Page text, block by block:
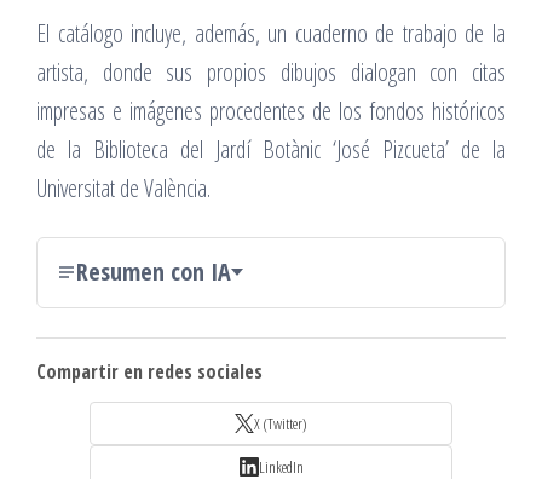
El catálogo incluye, además, un cuaderno de trabajo de la
artista, donde sus propios dibujos dialogan con citas
impresas e imágenes procedentes de los fondos históricos
de la Biblioteca del Jardí Botànic ‘José Pizcueta’ de la
Universitat de València.
Resumen con IA
Compartir en redes sociales
X (Twitter)
LinkedIn